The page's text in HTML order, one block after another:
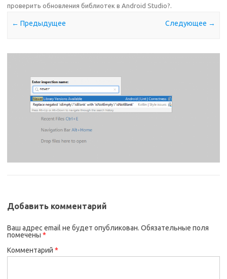
проверить обновления библиотек в Android Studio?.
← Предыдущее Следующее →
Добавить комментарий
Ваш адрес email не будет опубликован. Обязательные поля
помечены *
Комментарий *